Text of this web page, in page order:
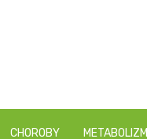
CHOROBY METABOLIZM